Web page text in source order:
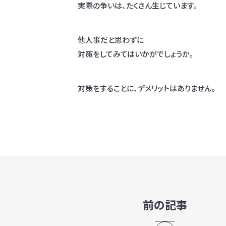
実際の争いは、たくさん生じています。
他人事だと思わずに
対策をしてみてはいかがでしょうか。
対策をすることに、デメリットはありません。
前の記事